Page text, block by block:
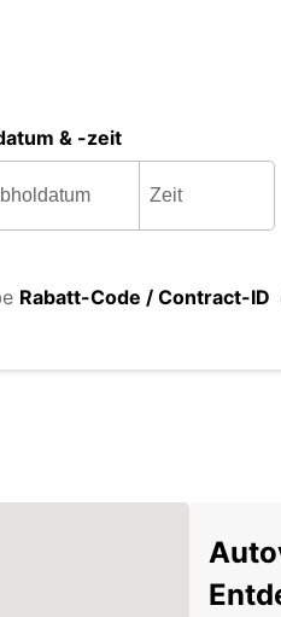
& -zeit
Rabatt-Code / Contract-ID